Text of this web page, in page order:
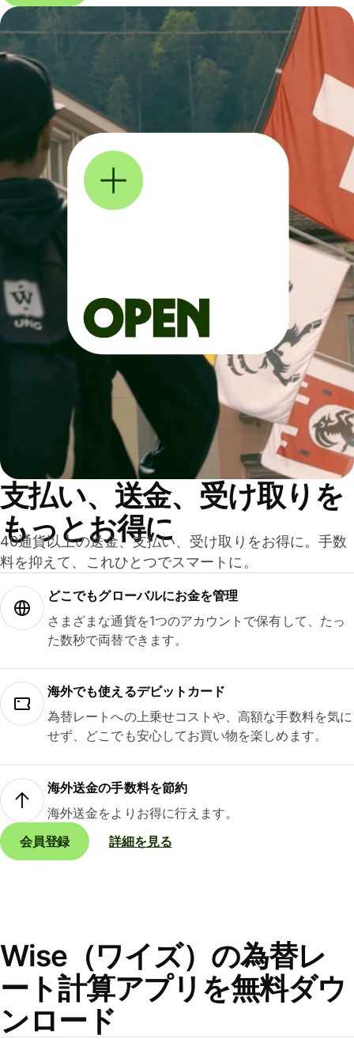
支払い、送金、受け取りを
もっとお得に
40通貨以上の送金、支払い、受け取りをお得に。手数
料を抑えて、これひとつでスマートに。
どこでもグ⁠ロ⁠ー⁠バ⁠ルにお金を管理
さまざまな通貨を1つのアカウントで保有して、たっ
た数秒で両替できます。
海外でも使えるデビットカード
為替レートへの上乗せコストや、高額な手数料を気に
せず、どこでも安心してお買い物を楽しめます。
海外送金の手数料を節約
海外送金をよりお得に行えます。
会員登録
詳細を見る
Wise（ワイズ）の為替レ
ート計算アプリを無料ダウ
ンロード